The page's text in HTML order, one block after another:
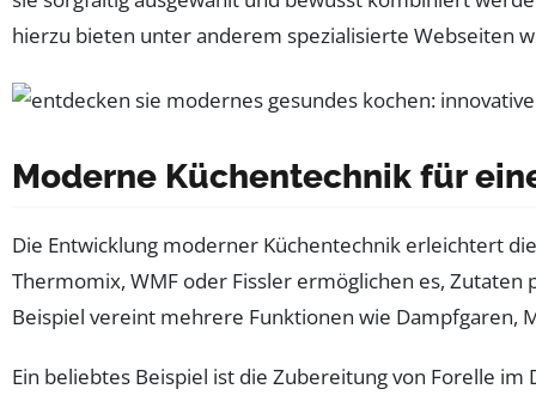
hierzu bieten unter anderem spezialisierte Webseiten
Moderne Küchentechnik für
Die Entwicklung moderner Küchentechnik erleichtert
Thermomix, WMF oder Fissler ermöglichen es,
Beispiel vereint mehrere Funktionen wie Dampfgaren,
Ein beliebtes Beispiel ist die Zubereitung von Forelle